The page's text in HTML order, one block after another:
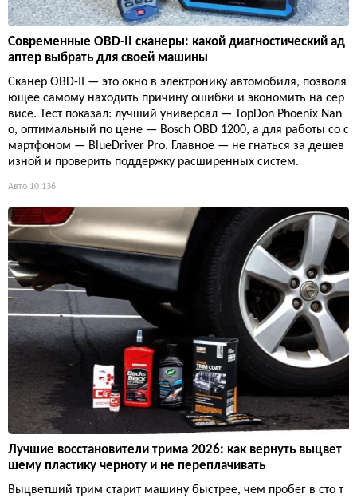
Современные OBD-II сканеры: какой диагностический ад
аптер выбрать для своей машины
Сканер OBD-II — это окно в электронику автомобиля, позволя
ющее самому находить причину ошибки и экономить на сер
висе. Тест показал: лучший универсал — TopDon Phoenix Nan
o, оптимальный по цене — Bosch OBD 1200, а для работы со с
мартфоном — BlueDriver Pro. Главное — не гнаться за дешев
изной и проверить поддержку расширенных систем.
Авто 10 136
Лучшие восстановители трима 2026: как вернуть выцвет
шему пластику черноту и не переплачивать
Выцветший трим старит машину быстрее, чем пробег в сто т